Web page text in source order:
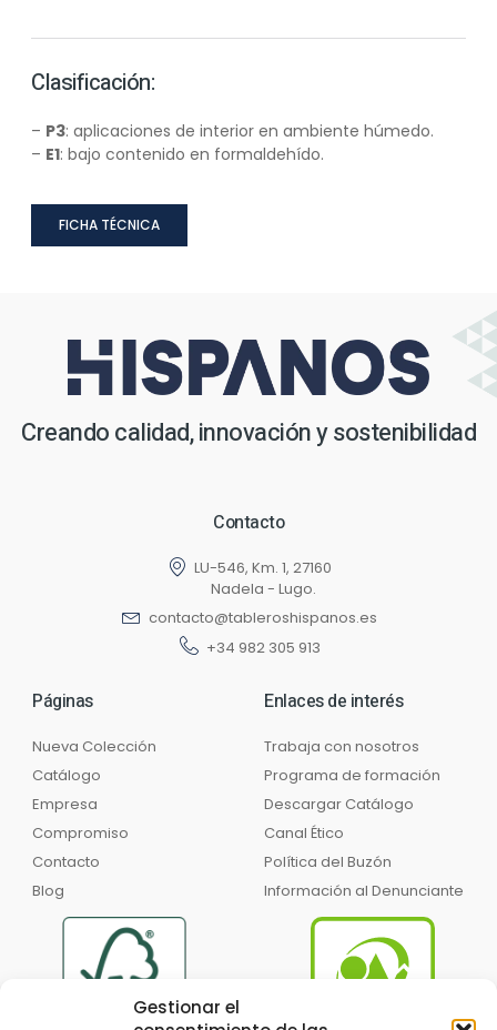
Gestionar el
Clasificación:
– P3: aplicaciones de interior en ambiente húmedo.
– E1: bajo contenido en formaldehído.
FICHA TÉCNICA
Creando calidad, innovación y sostenibilidad
Contacto
LU-546, Km. 1, 27160
Nadela - Lugo.
contacto@tableroshispanos.es
+34 982 305 913
Páginas
Nueva Colección
Catálogo
Empresa
Compromiso
Contacto
Blog
Enlaces de interés
Trabaja con nosotros
Programa de formación
Descargar Catálogo
Canal Ético
Política del Buzón
Información al Denunciante